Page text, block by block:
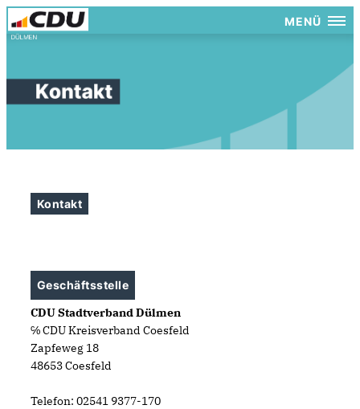
MENÜ
Kontakt
Geschäftsstelle
CDU Stadtverband Dülmen
℅ CDU Kreisverband Coesfeld
Zapfeweg 18
48653 Coesfeld
Telefon: 02541 9377-170